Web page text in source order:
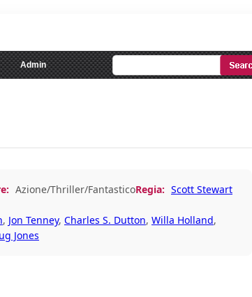
Admin
Azione/Thriller/FantasticoRegia: Scott Stewart
, Jon Tenney, Charles S. Dutton, Willa Holland,
Jones